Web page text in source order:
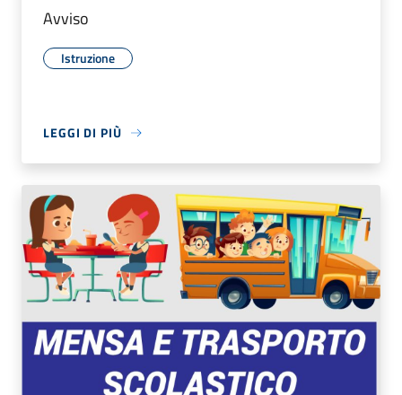
Avviso
Istruzione
LEGGI DI PIÙ